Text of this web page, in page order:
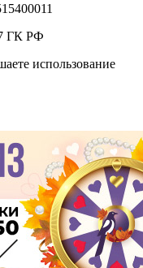
ГК РФ
использование